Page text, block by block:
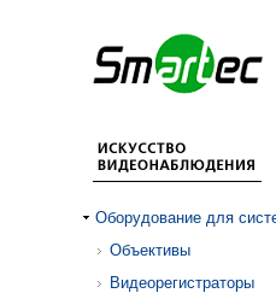
Оборудование для
Объективы
Видеорегистраторы